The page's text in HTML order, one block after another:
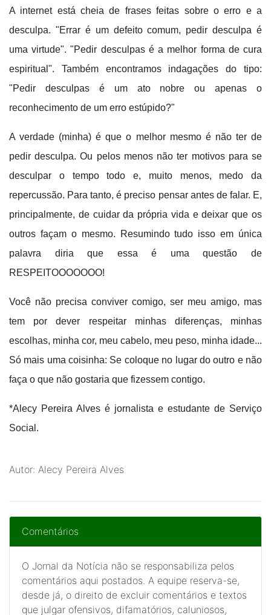
A internet está cheia de frases feitas sobre o erro e a
desculpa. "Errar é um defeito comum, pedir desculpa é
uma virtude". "Pedir desculpas é a melhor forma de cura
espiritual". Também encontramos indagações do tipo:
"Pedir desculpas é um ato nobre ou apenas o
reconhecimento de um erro estúpido?"
A verdade (minha) é que o melhor mesmo é não ter de
pedir desculpa. Ou pelos menos não ter motivos para se
desculpar o tempo todo e, muito menos, medo da
repercussão. Para tanto, é preciso pensar antes de falar. E,
principalmente, de cuidar da própria vida e deixar que os
outros façam o mesmo. Resumindo tudo isso em única
palavra diria que essa é uma questão de
RESPEITOOOOOOO!
Você não precisa conviver comigo, ser meu amigo, mas
tem por dever respeitar minhas diferenças, minhas
escolhas, minha cor, meu cabelo, meu peso, minha idade...
Só mais uma coisinha: Se coloque no lugar do outro e não
faça o que não gostaria que fizessem contigo.
*Alecy Pereira Alves é jornalista e estudante de Serviço
Social.
Autor: Alecy Pereira Alves
Comentários
O Jornal da Notícia não se responsabiliza pelos
comentários aqui postados. A equipe reserva-se,
desde já, o direito de excluir comentários e textos
que julgar ofensivos, difamatórios, caluniosos,